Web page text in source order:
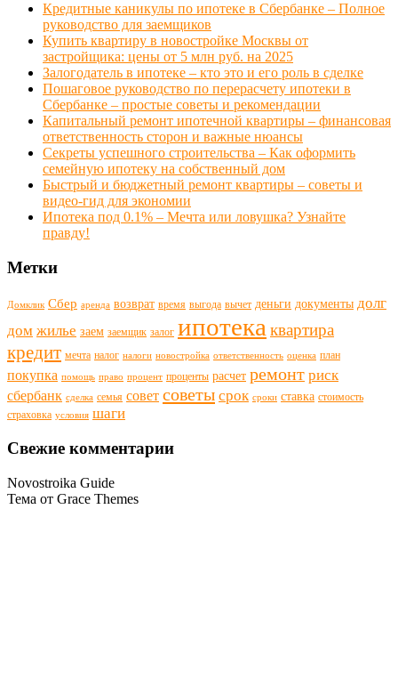
Кредитные каникулы по ипотеке в Сбербанке – Полное
руководство для заемщиков
Купить квартиру в новостройке Москвы от
застройщика: цены от 5 млн руб. на 2025
Залогодатель в ипотеке – кто это и его роль в сделке
Пошаговое руководство по перерасчету ипотеки в
Сбербанке – простые советы и рекомендации
Капитальный ремонт ипотечной квартиры – финансовая
ответственность сторон и важные нюансы
Секреты успешного строительства – Как оформить
семейную ипотеку на собственный дом
Быстрый и бюджетный ремонт квартиры – советы и
видео-гид для экономии
Ипотека под 0.1% – Мечта или ловушка? Узнайте
правду!
Метки
Домклик Сбер аренда возврат время выгода вычет деньги документы долг
дом жилье заем заемщик залог ипотека квартира
кредит мечта налог налоги новостройка ответственность оценка план
покупка помощь право процент проценты расчет ремонт риск
сбербанк сделка семья совет советы срок сроки ставка стоимость
страховка условия шаги
Свежие комментарии
Novostroika Guide
Тема от Grace Themes